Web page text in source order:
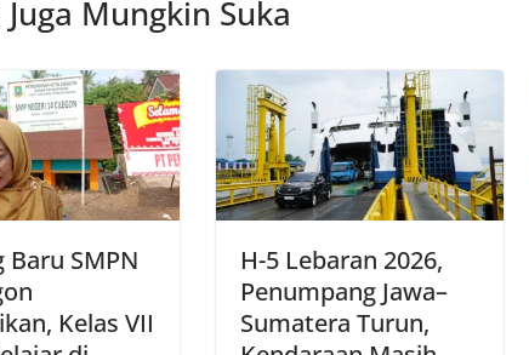
Mungkin Suka
Baru SMPN
Kelas VII
H-5 Lebaran 2026,
Penumpang Jawa–
Sumatera Turun,